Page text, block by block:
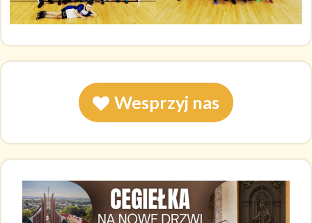
Wesprzyj nas